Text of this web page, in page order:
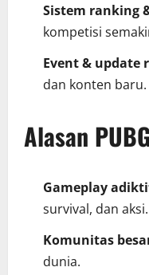
Sistem ranking
kompetisi
Event & update
dan konten baru.
Alasan
Gameplay
survival, dan aksi.
Komunitas
dunia.